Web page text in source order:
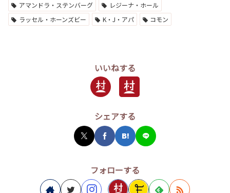
アマンドラ・ステンバーグ
レジーナ・ホール
ラッセル・ホーンズビー
K・J・アパ コモン
いいねする
シェアする
フォローする